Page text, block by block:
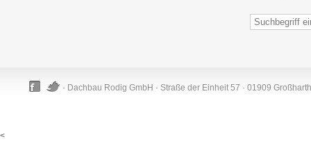
· Dachbau Rodig GmbH · Straße der Einheit 57 · 01909
<